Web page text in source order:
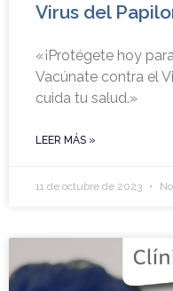
Virus del
«¡Protégete hoy
Vacúnate contra el
cuida tu salud.»
LEER MÁS »
11 de octubre de 2023